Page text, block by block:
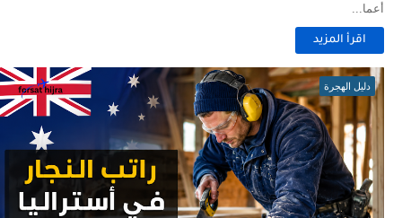
أعما...
اقرأ المزيد
دليل الهجرة